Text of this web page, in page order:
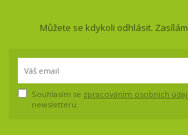
Můžete se kdykoli odhlásit.
Souhlasím se zpracováním osobních
newsletteru.